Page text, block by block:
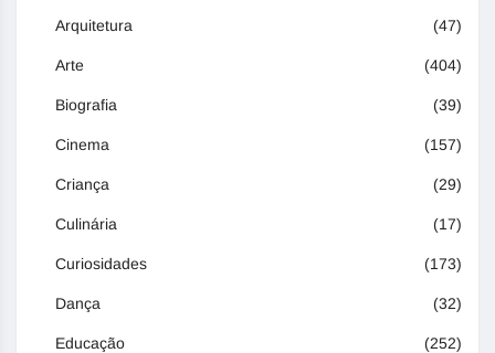
Arquitetura (47)
Arte (404)
Biografia (39)
Cinema (157)
Criança (29)
Culinária (17)
Curiosidades (173)
Dança (32)
Educação (252)